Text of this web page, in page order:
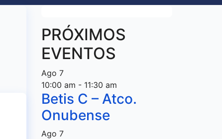
PRÓXIMOS
EVENTOS
Ago 7
10:00 am - 11:30 am
Betis C – Atco.
Onubense
Ago 7